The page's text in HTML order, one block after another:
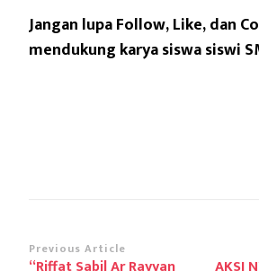
Jangan lupa Follow, Like, dan
mendukung karya siswa siswi
Post
Previous Article